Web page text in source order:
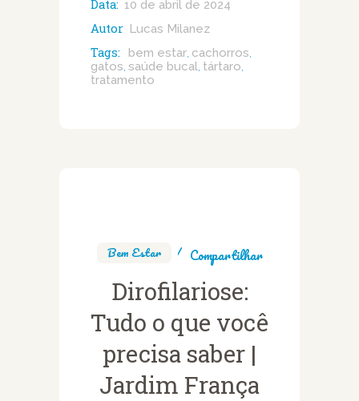
Data: 10 de abril de 2024
Autor Lucas Milanez
Tags: bem estar, cachorros
gatos saúde bucal tártaro
tratamento
Bem Estar Compartilhar
Dirofilariose:
Tudo o que você
precisa saber |
Jardim França